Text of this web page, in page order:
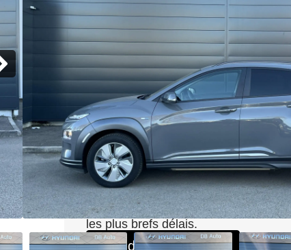
Occasion
17 999,00€
Kilométrage : 27000km
Boîte : Automatique
Énergie : Électrique
Vous êtes
Faites-nous une demande pour être
les plus brefs délais.
Prendre rendez-vous